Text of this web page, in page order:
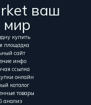
ваш
купить
площадка
сайт
инфо
ссылка
онлайн
каталог
товары
анализ